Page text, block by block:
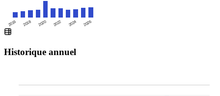
2016 2018 2020 2022 2024 2026
Historique annuel